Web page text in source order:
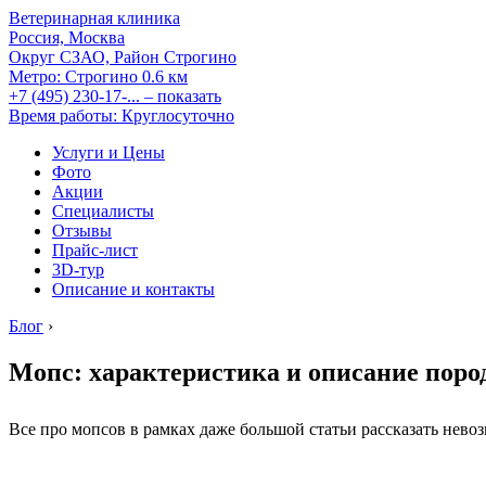
Ветеринарная клиника
Россия, Москва
Округ СЗАО, Район Строгино
Метро: Строгино 0.6 км
+7 (495) 230-17-... – показать
Время работы: Круглосуточно
Услуги и Цены
Фото
Акции
Специалисты
Отзывы
Прайс-лист
3D-тур
Описание и контакты
Блог ›
Мопс: характеристика и описание
Все про мопсов в рамках даже большой статьи рассказать